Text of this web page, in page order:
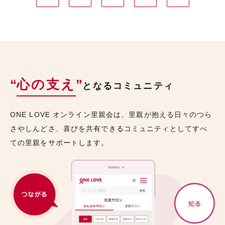
“心の支え ” となるコミュニティ
ONE LOVE オンライン里親会は、里親が抱える日々のつら
さやしんどさ、喜びを共有できるコミュニティとしてすべ
ての里親をサポートします。